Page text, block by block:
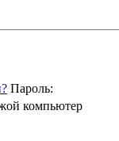
Пароль:
компьютер